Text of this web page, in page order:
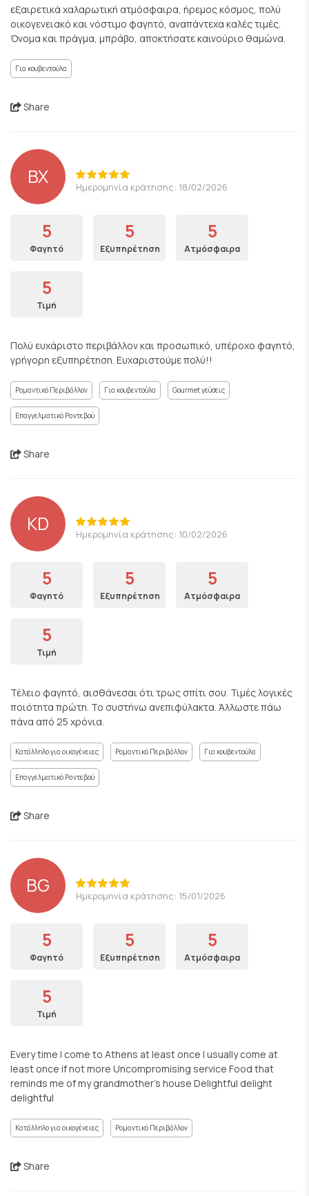
εξαιρετικά χαλαρωτική ατμόσφαιρα, ήρεμος κόσμος, πολύ
οικογενειακό και νόστιμο φαγητό, αναπάντεχα καλές τιμές.
Όνομα και πράγμα, μπράβο, αποκτήσατε καινούριο θαμώνα.
Για κουβεντούλα
Share
ΒΧ Ημερομηνία κράτησης: 18/02/2026
5
Φαγητό
5
Εξυπηρέτηση
5
Ατμόσφαιρα
5
Τιμή
Πολύ ευχάριστο περιβάλλον και προσωπικό, υπέροχο φαγητό,
γρήγορη εξυπηρέτηση. Ευχαριστούμε πολύ!!
Ρομαντικό Περιβάλλον Για κουβεντούλα Gourmet γεύσεις
Επαγγελματικό Ραντεβού
Share
KD Ημερομηνία κράτησης: 10/02/2026
5
Φαγητό
5
Εξυπηρέτηση
5
Ατμόσφαιρα
5
Τιμή
Τέλειο φαγητό, αισθάνεσαι ότι τρως σπίτι σου. Τιμές λογικές
ποιότητα πρώτη. Το συστήνω ανεπιφύλακτα. Άλλωστε πάω
πάνα από 25 χρόνια.
Κατάλληλο για οικογένειες Ρομαντικό Περιβάλλον Για κουβεντούλα
Επαγγελματικό Ραντεβού
Share
BG Ημερομηνία κράτησης: 15/01/2026
5
Φαγητό
5
Εξυπηρέτηση
5
Ατμόσφαιρα
5
Τιμή
Every time I come to Athens at least once I usually come at
least once if not more Uncompromising service Food that
reminds me of my grandmother's house Delightful delight
delightful
Κατάλληλο για οικογένειες Ρομαντικό Περιβάλλον
Share